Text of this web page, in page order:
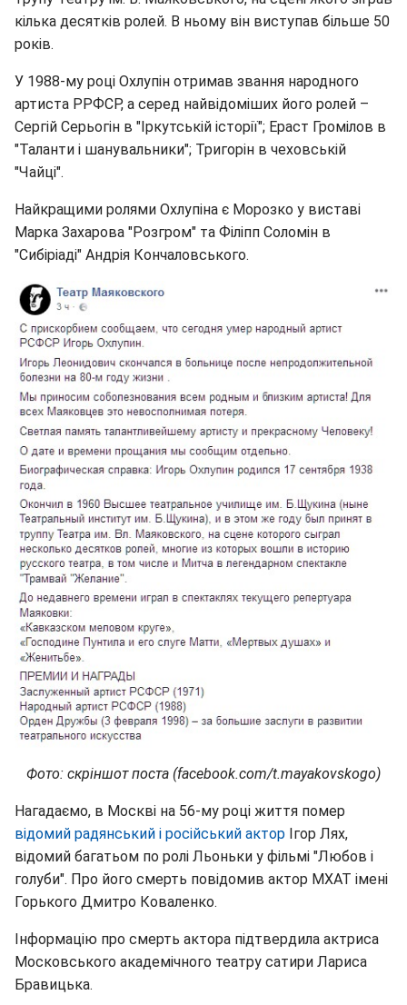
кілька десятків ролей. В ньому він виступав більше 50
років.
У 1988-му році Охлупін отримав звання народного
артиста РРФСР, а серед найвідоміших його ролей –
Сергій Серьогін в "Іркутській історії"; Ераст Громілов в
"Таланти і шанувальники"; Тригорін в чеховській
"Чайці".
Найкращими ролями Охлупіна є Морозко у виставі
Марка Захарова "Розгром" та Філіпп Соломін в
"Сибіріаді" Андрія Кончаловського.
Фото: скріншот поста (facebook.com/t.mayakovskogo)
Нагадаємо, в Москві на 56-му році життя помер
відомий радянський і російський актор Ігор Лях,
відомий багатьом по ролі Льоньки у фільмі "Любов і
голуби". Про його смерть повідомив актор МХАТ імені
Горького Дмитро Коваленко.
Інформацію про смерть актора підтвердила актриса
Московського академічного театру сатири Лариса
Бравицька.